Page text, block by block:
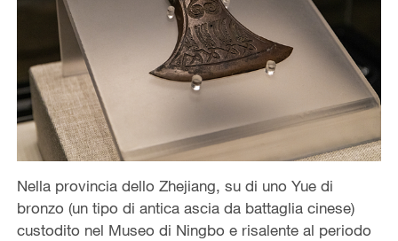
Nella provincia dello Zhejiang, su di uno Yue di
bronzo (un tipo di antica ascia da battaglia cinese)
custodito nel Museo di Ningbo e risalente al periodo